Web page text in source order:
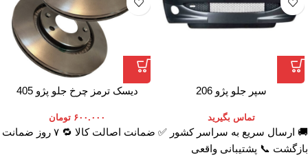
سپر جلو پژو 206
تماس بگیرید
دیسک ترمز چرخ جلو پژو 405
۶۰۰.۰۰۰ تومان
🚚 ارسال سریع به سراسر کشور ✅ ضمانت اصالت کالا 🔁 ۷ روز ضمانت
بازگشت 📞 پشتیبانی واقعی